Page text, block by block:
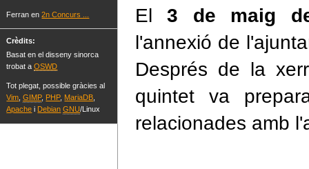
Ferran en2n Concurs ...
Crèdits:
Basat en el disseny sinorca
trobat aOSWD
Tot plegat, possible gràcies al
Vim ,GIMP, PHP, MariaDB
Apache i Debian GNU/Linux
El3 de maig
l'annexió de
Després de la
quintet va
relacionades amb